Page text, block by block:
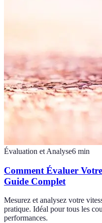
Évaluation et Analyse6 min
Comment Évaluer
Guide Complet
Mesurez et analysez votre
pratique. Idéal pour tous les
performances.